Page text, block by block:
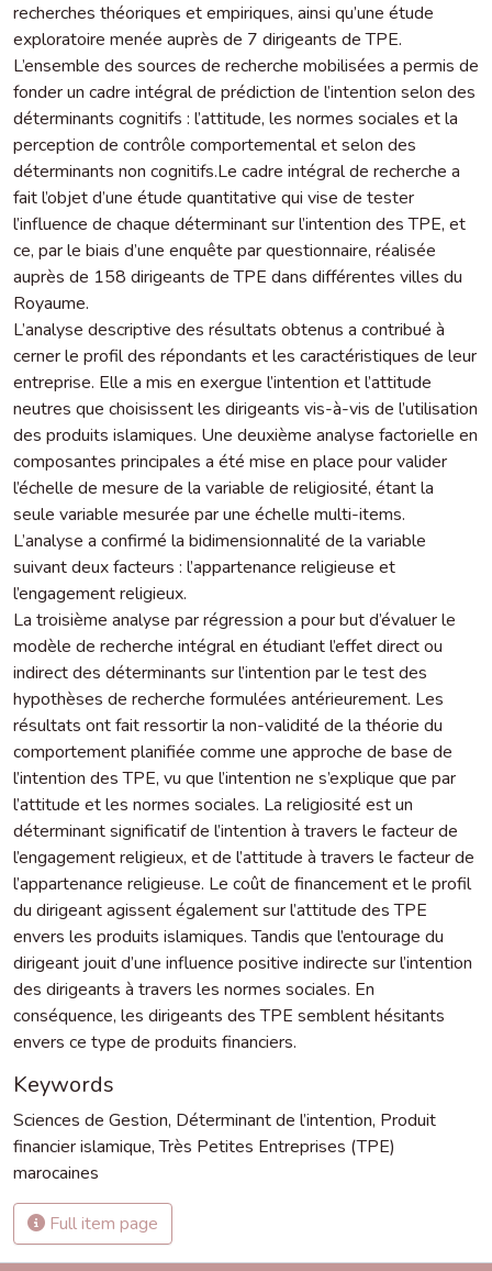
recherches théoriques et empiriques, ainsi qu’une étude
exploratoire menée auprès de 7 dirigeants de TPE.
L’ensemble des sources de recherche mobilisées a permis de
fonder un cadre intégral de prédiction de l’intention selon des
déterminants cognitifs : l’attitude, les normes sociales et la
perception de contrôle comportemental et selon des
déterminants non cognitifs.Le cadre intégral de recherche a
fait l’objet d’une étude quantitative qui vise de tester
l’influence de chaque déterminant sur l’intention des TPE, et
ce, par le biais d’une enquête par questionnaire, réalisée
auprès de 158 dirigeants de TPE dans différentes villes du
Royaume.
L’analyse descriptive des résultats obtenus a contribué à
cerner le profil des répondants et les caractéristiques de leur
entreprise. Elle a mis en exergue l’intention et l’attitude
neutres que choisissent les dirigeants vis-à-vis de l’utilisation
des produits islamiques. Une deuxième analyse factorielle en
composantes principales a été mise en place pour valider
l’échelle de mesure de la variable de religiosité, étant la
seule variable mesurée par une échelle multi-items.
L’analyse a confirmé la bidimensionnalité de la variable
suivant deux facteurs : l’appartenance religieuse et
l’engagement religieux.
La troisième analyse par régression a pour but d’évaluer le
modèle de recherche intégral en étudiant l’effet direct ou
indirect des déterminants sur l’intention par le test des
hypothèses de recherche formulées antérieurement. Les
résultats ont fait ressortir la non-validité de la théorie du
comportement planifiée comme une approche de base de
l’intention des TPE, vu que l’intention ne s’explique que par
l’attitude et les normes sociales. La religiosité est un
déterminant significatif de l’intention à travers le facteur de
l’engagement religieux, et de l’attitude à travers le facteur de
l’appartenance religieuse. Le coût de financement et le profil
du dirigeant agissent également sur l’attitude des TPE
envers les produits islamiques. Tandis que l’entourage du
dirigeant jouit d’une influence positive indirecte sur l’intention
des dirigeants à travers les normes sociales. En
conséquence, les dirigeants des TPE semblent hésitants
envers ce type de produits financiers.
Keywords
Sciences de Gestion, Déterminant de l’intention, Produit
financier islamique,Très Petites Entreprises (TPE)
marocaines
Full item page